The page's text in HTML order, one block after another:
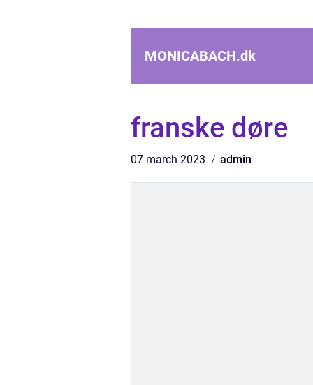
MONICABACH.dk
franske døre
07 march 2023 admin